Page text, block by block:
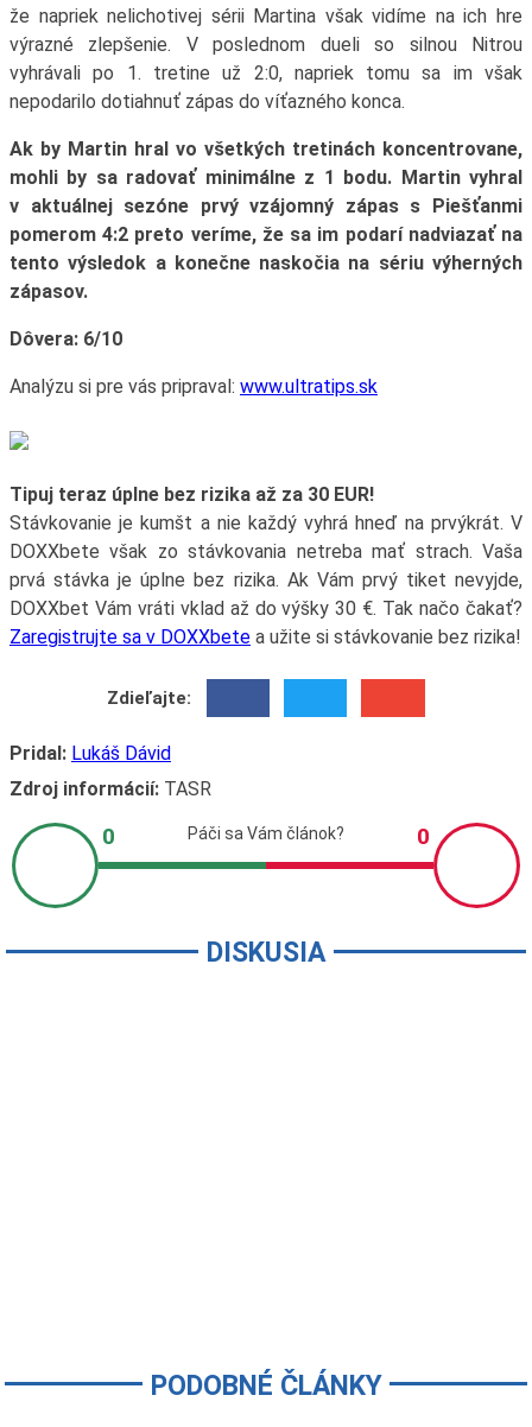
že napriek nelichotivej sérii Martina však vidíme na ich hre
výrazné zlepšenie. V poslednom dueli so silnou Nitrou
vyhrávali po 1. tretine už 2:0, napriek tomu sa im však
nepodarilo dotiahnuť zápas do víťazného konca.
Ak by Martin hral vo všetkých tretinách koncentrovane,
mohli by sa radovať minimálne z 1 bodu. Martin vyhral
v aktuálnej sezóne prvý vzájomný zápas s Piešťanmi
pomerom 4:2 preto veríme, že sa im podarí nadviazať na
tento výsledok a konečne naskočia na sériu výherných
zápasov.
Dôvera: 6/10
Analýzu si pre vás pripraval: www.ultratips.sk
Tipuj teraz úplne bez rizika až za 30 EUR!
Stávkovanie je kumšt a nie každý vyhrá hneď na prvýkrát. V
DOXXbete však zo stávkovania netreba mať strach. Vaša
prvá stávka je úplne bez rizika. Ak Vám prvý tiket nevyjde,
DOXXbet Vám vráti vklad až do výšky 30 €. Tak načo čakať?
Zaregistrujte sa v DOXXbetea užite si stávkovanie bez rizika!
Zdieľajte:
Pridal: Lukáš Dávid
Zdroj informácií:TASR
DISKUSIA
PODOBNÉ ČLÁNKY